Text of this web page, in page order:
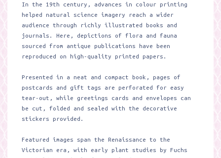
In the 19th century, advances in colour printing
helped natural science imagery reach a wider
audience through richly illustrated books and
journals. Here, depictions of flora and fauna
sourced from antique publications have been
reproduced on high-quality printed papers.
Presented in a neat and compact book, pages of
postcards and gift tags are perforated for easy
tear-out, while greetings cards and envelopes can
be cut, folded and sealed with the decorative
stickers provided.
Featured images span the Renaissance to the
Victorian era, with early plant studies by Fuchs